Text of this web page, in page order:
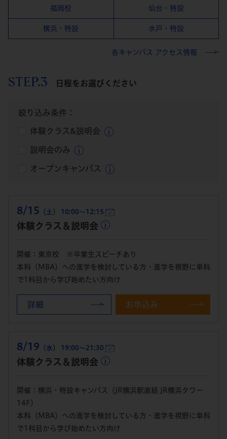
各キャンパス アクセス情報
福岡校 仙台・特設
横浜・特設 水戸・特設
STEP.3 日程をお選びください
絞り込み条件：
体験クラス&説明会
説明会のみ
オープンキャンパス
8/15 （土） 10:00～12:15
体験クラス＆説明会
開催：東京校 ※卒業生スピーチあり
本科（MBA）への進学を検討している方・進学を視野に単科
で1科目から学び始めたい方向け
詳細 お申込み
8/19 （水） 19:00～21:30
体験クラス＆説明会
開催：横浜・特設キャンパス（JR横浜駅直結 JR横浜タワー
14F）
本科（MBA）への進学を検討している方・進学を視野に単科
で1科目から学び始めたい方向け